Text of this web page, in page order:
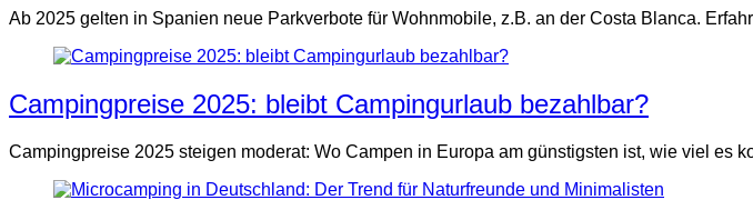
Ab 2025 gelten in Spanien neue Parkverbote für Wohnmobile, z.B. an der Costa Blanca.
Campingpreise 2025: bleibt Campingurlaub bezahlbar?
Campingpreise 2025 steigen moderat: Wo Campen in Europa am günstigsten ist, wie viel es